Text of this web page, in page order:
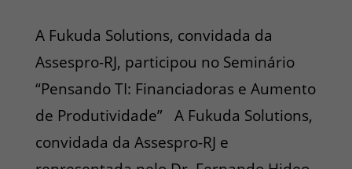
A Fukuda Solutions, convidada da
Assespro-RJ, participou no Seminário
“Pensando TI: Financiadoras e Aumento
de Produtividade” A Fukuda Solutions,
convidada da Assespro-RJ e